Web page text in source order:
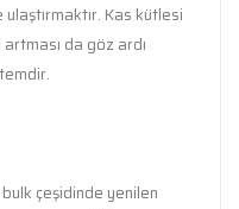
Kas kütlesi
da göz ardı
çeşidinde yenilen